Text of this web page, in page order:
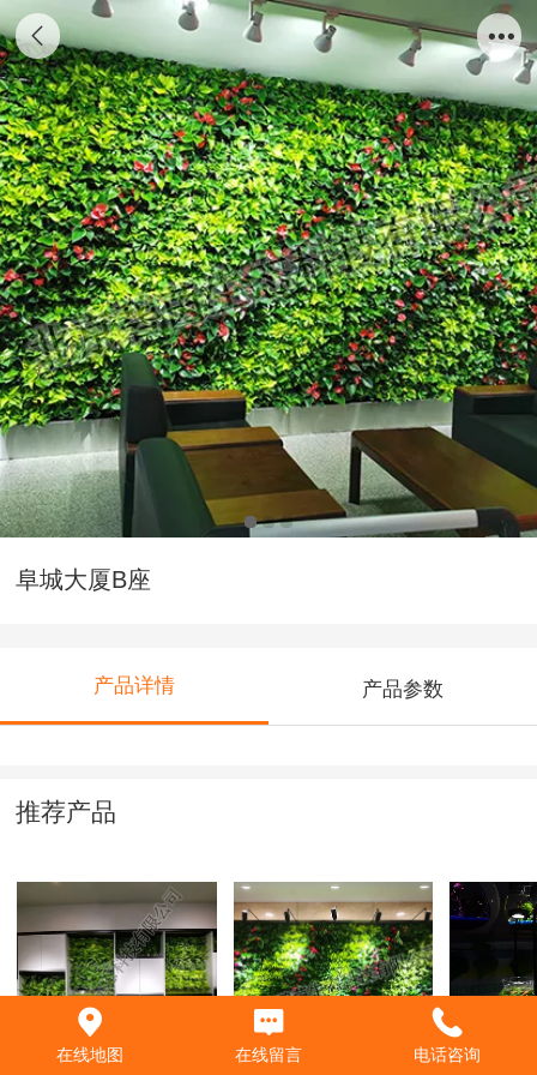
阜城大厦B座
产品详情 产品参数
推荐产品
中央公园广场A7-
303
电信大厦3层
水族~生
型
在线地图 在线留言 电话咨询